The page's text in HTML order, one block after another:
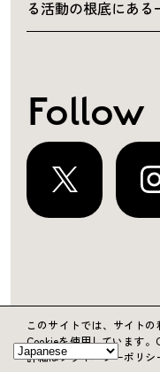
る活動の根底にある
Follow
運営会社 プラ
このサイトでは、サイトの
Cookieを使用しています。
詳細はプライバシーポリシ